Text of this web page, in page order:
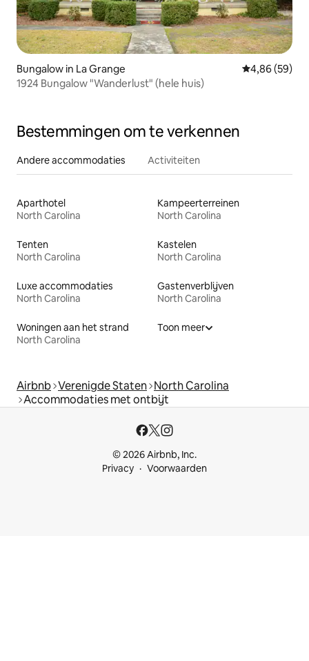
Bungalow in La Grange Gemiddelde
4,86 (59)
1924 Bungalow "Wanderlust" (hele huis)
Bestemmingen om te verkennen
Andere accommodaties Activiteiten
Aparthotel
North Carolina
Kampeerterreinen
North Carolina
Tenten
North Carolina
Kastelen
North Carolina
Luxe accommodaties
North Carolina
Gastenverblijven
North Carolina
Woningen aan het strand
North Carolina
Toon meer
Airbnb Verenigde Staten North Carolina
Accommodaties met ontbijt
© 2026 Airbnb, Inc.
Privacy
Voorwaarden